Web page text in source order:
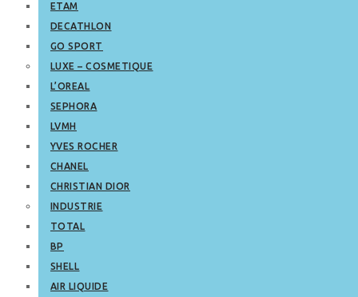
ETAM
DECATHLON
GO SPORT
LUXE – COSMETIQUE
L’OREAL
SEPHORA
LVMH
YVES ROCHER
CHANEL
CHRISTIAN DIOR
INDUSTRIE
TOTAL
BP
SHELL
AIR LIQUIDE